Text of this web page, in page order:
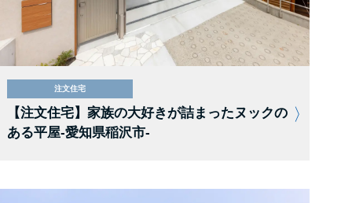
注文住宅
【注文住宅】家族の大好きが詰まったヌックの
ある平屋-愛知県稲沢市-